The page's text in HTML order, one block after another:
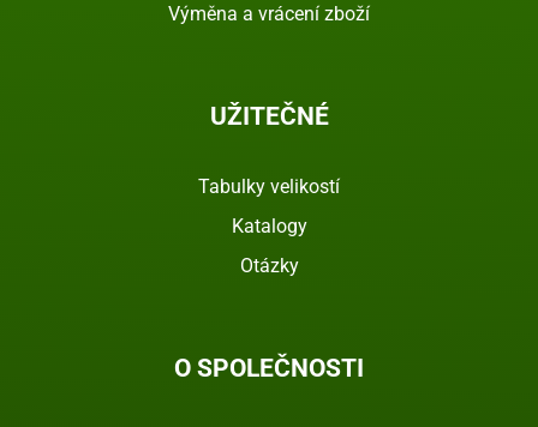
Výměna a vrácení zboží
UŽITEČNÉ
Tabulky velikostí
Katalogy
Otázky
O SPOLEČNOSTI